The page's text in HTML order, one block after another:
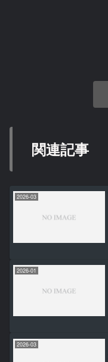
関連記事
2026-03
2026-01
2026-03